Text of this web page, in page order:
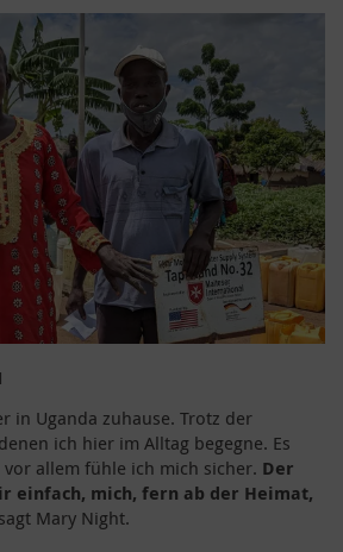
in Uganda zuhause. Trotz der
ich hier im Alltag begegne. Es
allem fühle ich mich sicher. Der
einfach, mich, fern ab der Heimat,
Mary Night.